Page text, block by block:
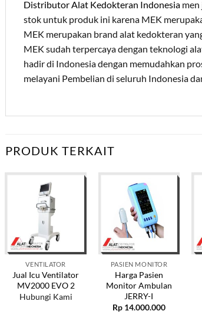
Distributor Alat Kedokteran Indonesiamen
stok untuk produk ini karena MEK
MEK merupakan brand alat kedokteran
MEK sudah terpercaya dengan teknologi
hadir di Indonesia dengan memudahkan
melayani Pembelian di seluruh Indonesia
PRODUK TERKAIT
VENTILATOR
Jual Icu Ventilator
MV2000 EVO 2
Hubungi Kami
PASIEN MONITOR
Harga Pasien
Monitor Ambulan
JERRY-I
Rp14.000.000